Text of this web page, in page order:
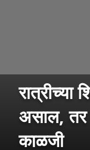
रात्रीच्या
असाल, तर
काळजी